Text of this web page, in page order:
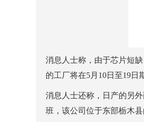
消息人士称，由于芯片短
的工厂将在5月10日至19日
消息人士还称，日产的另
班，该公司位于东部栃木